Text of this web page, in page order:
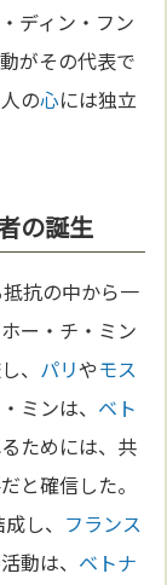
ディン・フン
がその代表で
人の心には独立
の誕生
抗の中から一
ー・チ・ミン
、 パリやモス
ミンは、 ベト
ためには、共
と確信した。
し、 フランス
動は、 ベトナ